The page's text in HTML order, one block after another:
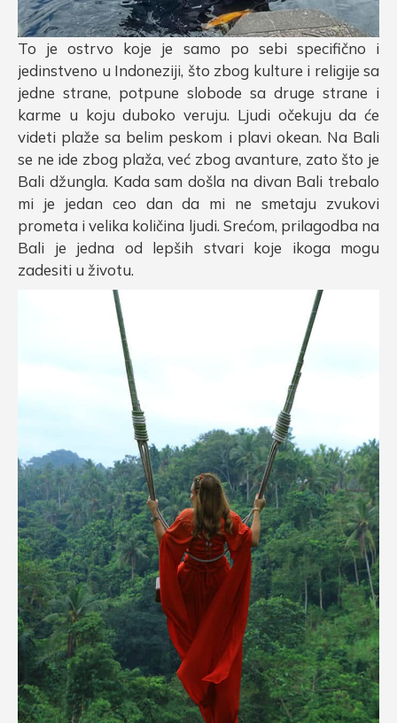
To je ostrvo koje je samo po sebi specifično i
jedinstveno u Indoneziji, što zbog kulture i religije sa
jedne strane, potpune slobode sa druge strane i
karme u koju duboko veruju. Ljudi očekuju da će
videti plaže sa belim peskom i plavi okean. Na Bali
se ne ide zbog plaža, već zbog avanture, zato što je
Bali džungla. Kada sam došla na divan Bali trebalo
mi je jedan ceo dan da mi ne smetaju zvukovi
prometa i velika količina ljudi. Srećom, prilagodba na
Bali je jedna od lepših stvari koje ikoga mogu
zadesiti u životu.